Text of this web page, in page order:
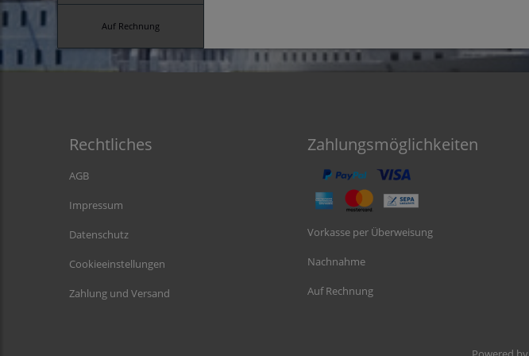
Auf Rechnung
Rechtliches
AGB
Impressum
Datenschutz
Cookieeinstellungen
Zahlung und Versand
Zahlungsmöglichkeiten
Vorkasse per Überweisung
Nachnahme
Auf Rechnung